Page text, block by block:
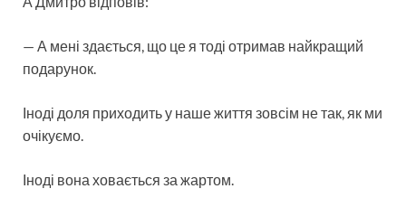
— А мені здається, що це я тоді отримав найкращий
подарунок.
Іноді доля приходить у наше життя зовсім не так, як ми
очікуємо.
Іноді вона ховається за жартом.